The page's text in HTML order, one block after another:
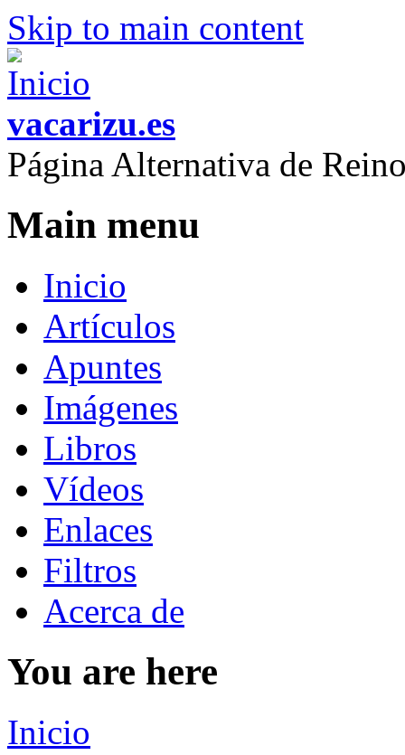
Skip to main content
vacarizu.es
Página Alternativa de
Main menu
Inicio
Artículos
Apuntes
Imágenes
Libros
Vídeos
Enlaces
Filtros
Acerca de
You are here
Inicio